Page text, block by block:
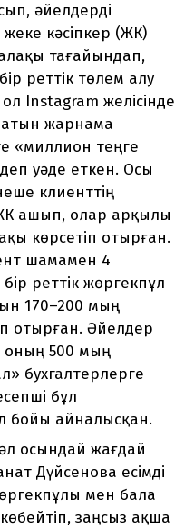
әйелдерді
кәсіпкер (ЖК)
тағайындап,
реттік төлем алу
Instagram желісінде
жарнама
«миллион теңге
уәде еткен. Осы
клиенттің
ашып, олар арқылы
көрсетіп отырған.
шамамен 4
реттік жөргекпұл
170–200 мың
отырған. Әйелдер
оның 500 мың
бухгалтерлерге
бұл
бойы айналысқан.
осындай жағдай
Дүйсенова есімді
мен бала
заңсыз ақша